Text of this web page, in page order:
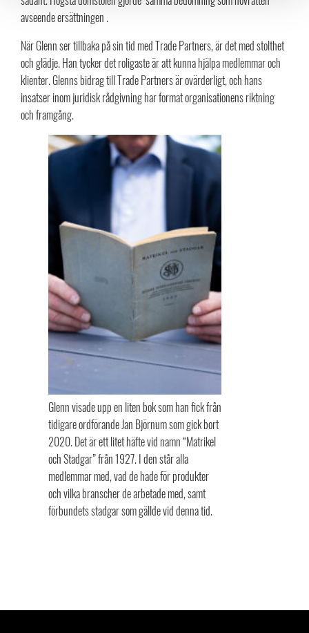
avseende ersättningen .
När Glenn ser tillbaka på sin tid med Trade Partners, är det med stolthet
och glädje. Han tycker det roligaste är att kunna hjälpa medlemmar och
klienter. Glenns bidrag till Trade Partners är ovärderligt, och hans
insatser inom juridisk rådgivning har format organisationens riktning
och framgång.
Glenn visade upp en liten bok som han fick från
tidigare ordförande Jan Björnum som gick bort
2020. Det är ett litet häfte vid namn “Matrikel
och Stadgar” från 1927. I den står alla
medlemmar med, vad de hade för produkter
och vilka branscher de arbetade med, samt
förbundets stadgar som gällde vid denna tid.